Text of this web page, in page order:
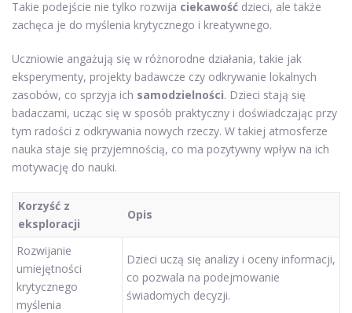
Takie podejście nie tylko rozwija ciekawość dzieci, ale także
zachęca je do myślenia krytycznego i kreatywnego.
Uczniowie angażują się w różnorodne działania, takie jak
eksperymenty, projekty badawcze czy odkrywanie lokalnych
zasobów, co sprzyja ich samodzielności. Dzieci stają się
badaczami, ucząc się w sposób praktyczny i doświadczając przy
tym radości z odkrywania nowych rzeczy. W takiej atmosferze
nauka staje się przyjemnością, co ma pozytywny wpływ na ich
motywację do nauki.
Korzyść z
eksploracji
Opis
Rozwijanie
umiejętności
krytycznego
myślenia
Dzieci uczą się analizy i oceny informacji,
co pozwala na podejmowanie
świadomych decyzji.